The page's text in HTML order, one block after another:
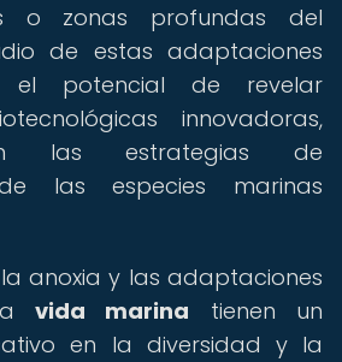
o zonas profundas del
de estas adaptaciones
el potencial de revelar
innovadoras,
las estrategias de
las especies marinas
anoxia y las adaptaciones
vida marina tienen un
en la diversidad y la